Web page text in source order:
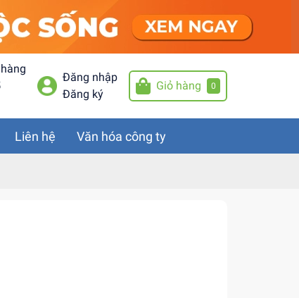
Đăng nhập
Đăng ký
Giỏ hàng 0
Liên hệ Văn hóa công ty